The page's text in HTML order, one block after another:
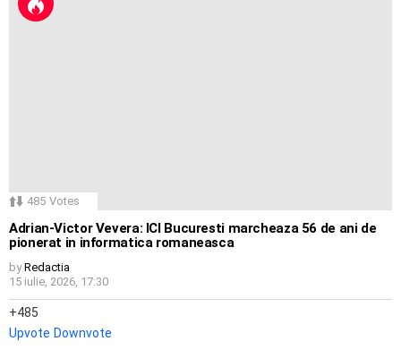
485 Votes
Adrian-Victor Vevera: ICI Bucuresti marcheaza 56 de ani de
pionerat in informatica romaneasca
by Redactia
15 iulie, 2026, 17:30
485
Upvote Downvote